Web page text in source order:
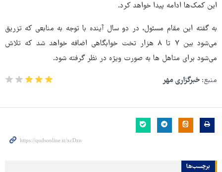
این کمک‌ها ادامه پیدا خواهد کرد.
به گفته این مقام مسئول، در دو سال آینده با توجه به منابعی که تزریق
می‌شود بین ۷ تا ۸ هزار تخت خوابگاهی اضافه خواهد شد که تلاش
می‌شود برای متاهل ها به صورت ویژه در نظر گرفته شود.
منبع: خبرگزاری مهر
برچسب‌ها